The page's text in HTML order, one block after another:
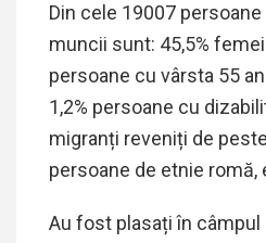
Din cele 19007 persoane
muncii sunt: 45,5%
persoane cu vârsta 55
1,2% persoane cu
migranți reveniți de
persoane de etnie romă,
Au fost plasați în câmpul